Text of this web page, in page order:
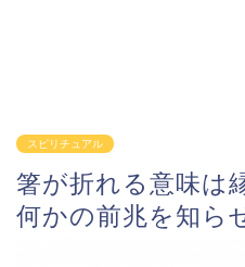
スピリチュアル
箸が折れる意味は
何かの前兆を知ら